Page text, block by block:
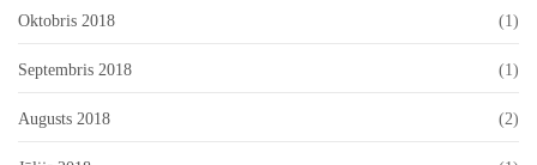
Oktobris 2018 (1)
Septembris 2018 (1)
Augusts 2018 (2)